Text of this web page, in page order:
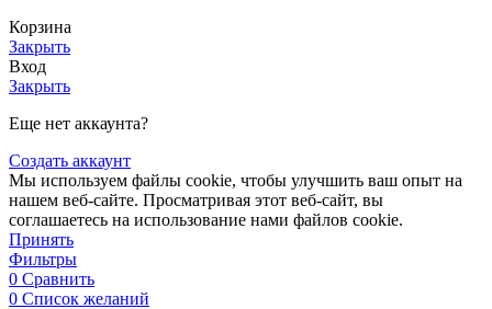
Корзина
Закрыть
Вход
Закрыть
Еще нет аккаунта?
Создать аккаунт
Мы используем файлы cookie, чтобы улучшить ваш опыт на
нашем веб-сайте. Просматривая этот веб-сайт, вы
соглашаетесь на использование нами файлов cookie.
Принять
Фильтры
0 Сравнить
0 Список желаний